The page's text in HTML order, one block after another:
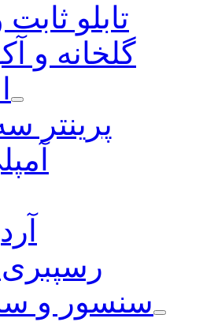
تابلو
گلخانه و
پرینتر
رسپبری
سنسور و